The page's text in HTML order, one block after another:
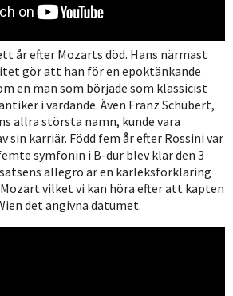
år efter Mozarts död. Hans närmast
gör att han för en epoktänkande
en man som började som klassicist
i vardande. Även Franz Schubert,
allra största namn, kunde vara
sin karriär. Född fem år efter Rossini var
symfonin i B-dur blev klar den 3
allegro är en kärleksförklaring
vilket vi kan höra efter att kapten
det angivna datumet.